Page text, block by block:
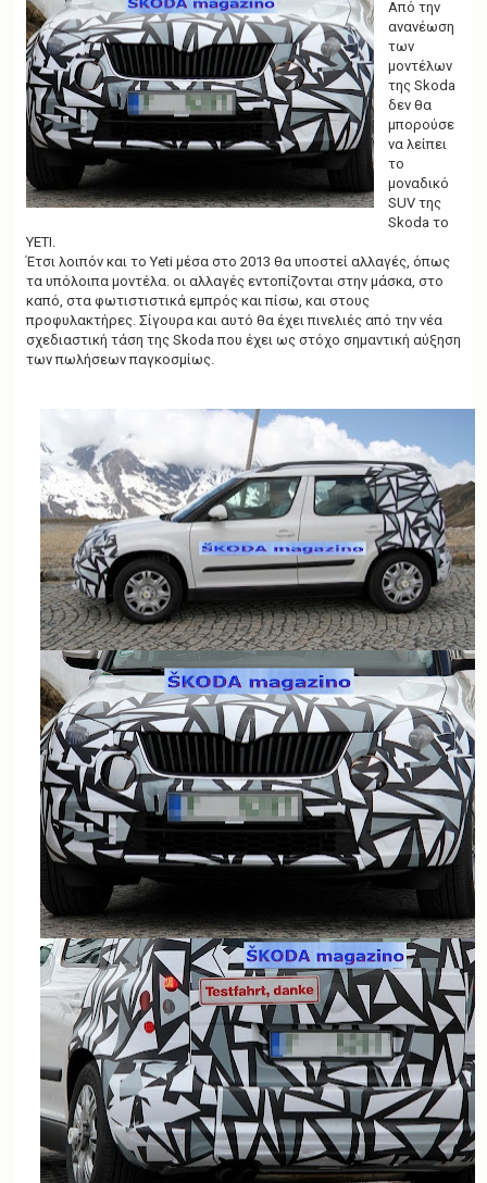
a
t
i
o
n
Από την
ανανέωση
των
μοντέλων
της Skoda
δεν θα
μπορούσε
να λείπει
το
μοναδικό
SUV της
Skoda το
YETI.
Έτσι λοιπόν και το Yeti μέσα στο 2013 θα υποστεί αλλαγές, όπως
τα υπόλοιπα μοντέλα. οι αλλαγές εντοπίζονται στην μάσκα, στο
καπό, στα φωτιστιστικά εμπρός και πίσω, και στους
προφυλακτήρες. Σίγουρα και αυτό θα έχει πινελιές από την νέα
σχεδιαστική τάση της Skoda που έχει ως στόχο σημαντική αύξηση
των πωλήσεων παγκοσμίως.